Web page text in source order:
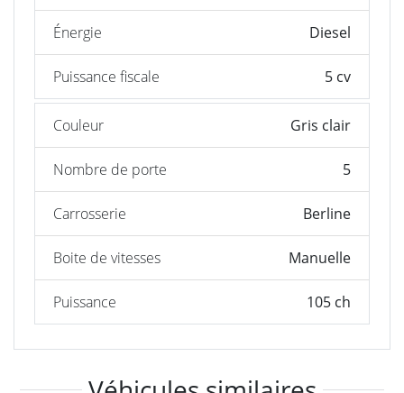
Énergie Diesel
Puissance fiscale 5 cv
Couleur Gris clair
Nombre de porte 5
Carrosserie Berline
Boite de vitesses Manuelle
Puissance 105 ch